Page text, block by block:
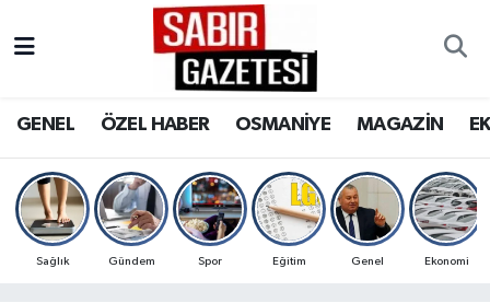
GENEL ÖZEL HABER OSMANİYE MAGAZİN
Sağlık Gündem Spor Eğitim Genel Ekonomi
OSMANİYE
MAGAZİN
Osmaniye Nöbetçi Eczaneler
Osmaniye Trafik Yoğunluk Haritası
Süper Lig Puan Durumu ve Fikstür